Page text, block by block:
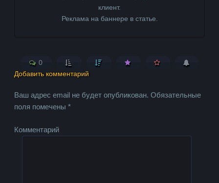
клиент.
Реклама на баннере в статье.
0
Добавить комментарий
Ваш адрес email не будет опубликован. Обязательные
поля помечены*
Комментарий